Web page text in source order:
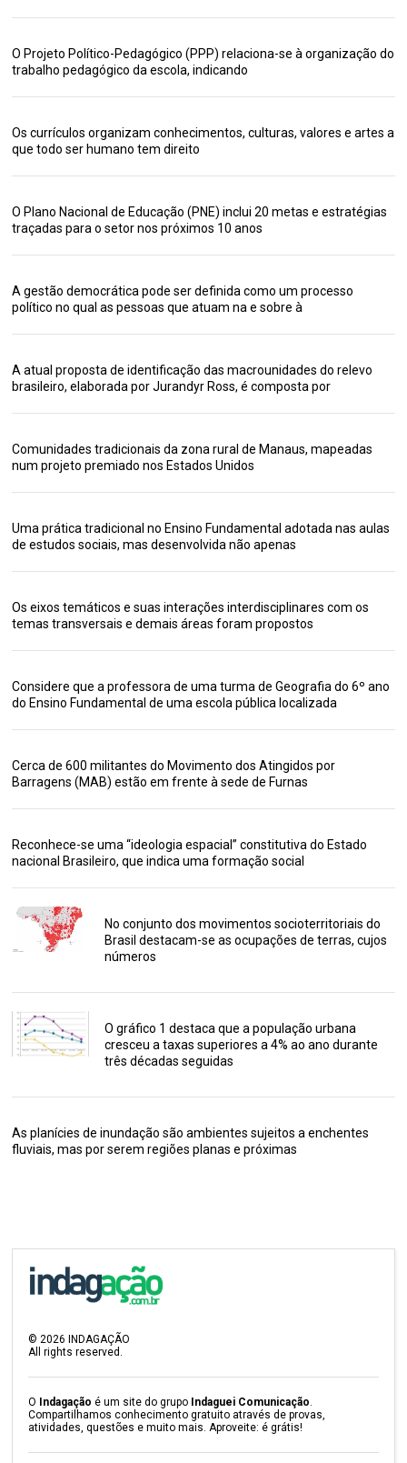
O Projeto Político-Pedagógico (PPP) relaciona-se à organização do
trabalho pedagógico da escola, indicando
Os currículos organizam conhecimentos, culturas, valores e artes a
que todo ser humano tem direito
O Plano Nacional de Educação (PNE) inclui 20 metas e estratégias
traçadas para o setor nos próximos 10 anos
A gestão democrática pode ser definida como um processo
político no qual as pessoas que atuam na e sobre à
A atual proposta de identificação das macrounidades do relevo
brasileiro, elaborada por Jurandyr Ross, é composta por
Comunidades tradicionais da zona rural de Manaus, mapeadas
num projeto premiado nos Estados Unidos
Uma prática tradicional no Ensino Fundamental adotada nas aulas
de estudos sociais, mas desenvolvida não apenas
Os eixos temáticos e suas interações interdisciplinares com os
temas transversais e demais áreas foram propostos
Considere que a professora de uma turma de Geografia do 6º ano
do Ensino Fundamental de uma escola pública localizada
Cerca de 600 militantes do Movimento dos Atingidos por
Barragens (MAB) estão em frente à sede de Furnas
Reconhece-se uma “ideologia espacial” constitutiva do Estado
nacional Brasileiro, que indica uma formação social
No conjunto dos movimentos socioterritoriais do
Brasil destacam-se as ocupações de terras, cujos
números
O gráfico 1 destaca que a população urbana
cresceu a taxas superiores a 4% ao ano durante
três décadas seguidas
As planícies de inundação são ambientes sujeitos a enchentes
fluviais, mas por serem regiões planas e próximas
©2026 INDAGAÇÃO
All rights reserved.
O Indagação é um site do grupo Indaguei Comunicação.
Compartilhamos conhecimento gratuito através de provas,
atividades, questões e muito mais. Aproveite: é grátis!